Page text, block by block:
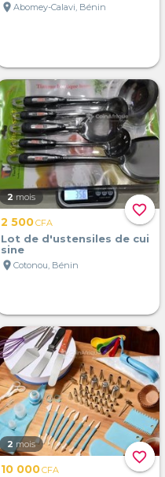
location_on Abomey-Calavi, Bénin
favorite_border
2 mois
2 500CFA
Lot de d'ustensiles de cui
sine
location_on Cotonou, Bénin
favorite_border
2 mois
10 000CFA